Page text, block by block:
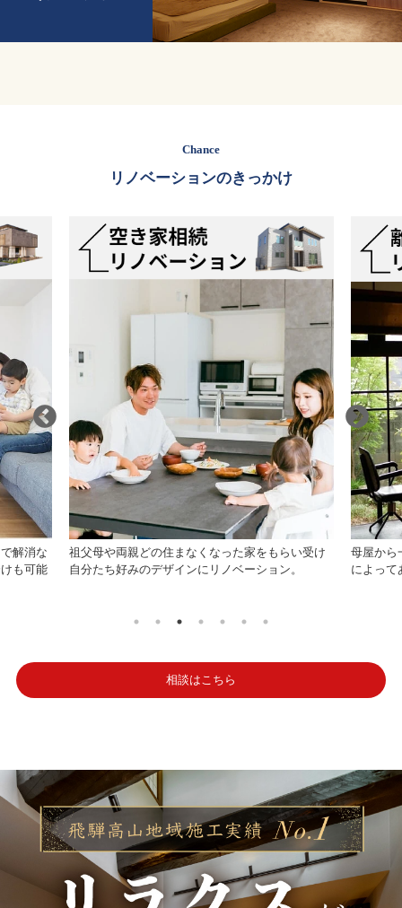
Chance
リノベーションのきっかけ
い受け
。
母屋から一歩離れた場所に別の空間を設けること
によってあなたの理想を実現できます。
家族が増
など、様
相談はこちら